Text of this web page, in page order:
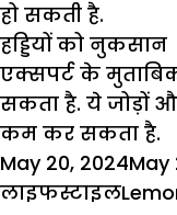
हो सकती है.
हड्डियों को नुकसान
एक्सपर्ट के
सकता है. ये जोड़ों
कम कर सकता है.
Posted
on
May 20, 2024May
लाइफस्टाइलTags